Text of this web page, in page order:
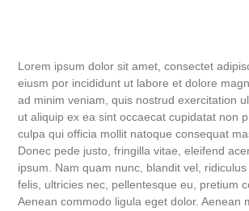
Lorem ipsum dolor sit amet, consectet
eiusm por incididunt ut labore et dolore
ad minim veniam, quis nostrud exercitation
ut aliquip ex ea sint occaecat cupidatat non
culpa qui officia mollit natoque consequat
Donec pede justo, fringilla vitae, eleifend
ipsum. Nam quam nunc, blandit vel,
felis, ultricies nec, pellentesque eu, pretium
Aenean commodo ligula eget dolor. Aenean